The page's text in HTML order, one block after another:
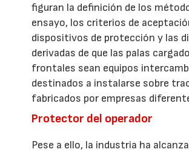
figuran la definición de los
ensayo, los criterios de
dispositivos de protección y las
derivadas de que las palas
frontales sean equipos
destinados a instalarse sobre
fabricados por empresas
Protector del operador
Pese a ello, la industria ha